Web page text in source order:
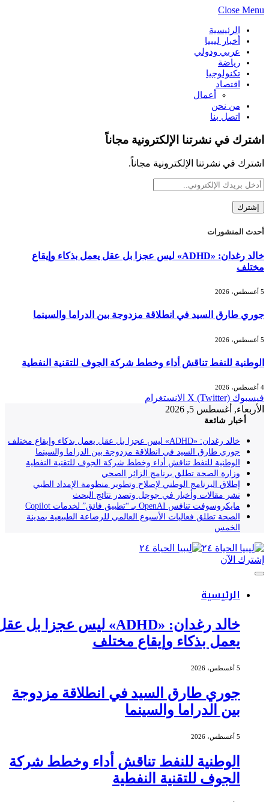
Close Menu
الرئيسية
أخبار ليبيا
عربي ودولي
رياضة
تكنولوجيا
اقتصاد
أعمال
من نحن
اتصل بنا
اشترك في نشرتنا الإلكترونية مجاناً
اشترك في نشرتنا الإلكترونية مجاناً.
أحدث المنشورات
خالد رغدان: «ADHD» ليس عجزا بل عقل يعمل بذكاء وإيقاع
مختلف
جوري طارق السيد في انطلاقة مزدوجة بين الدراما والسينما
الوطنية للنفط تناقش أداء وخطط شركة الجوف للتقنية النفطية
فيسبوك X (Twitter) الانستغرام
الأربعاء, أغسطس 5, 2026
أخبار شائعة
خالد رغدان: «ADHD» ليس عجزا بل عقل يعمل بذكاء وإيقاع مختلف
جوري طارق السيد في انطلاقة مزدوجة بين الدراما والسينما
الوطنية للنفط تناقش أداء وخطط شركة الجوف للتقنية النفطية
وزارة الصحة تطلق برنامج الزائر الصحي
إطلاق البرنامج الوطني لإصلاح وتطوير منظومة الإمداد الطبي
نشر مقالات وأخبار في جوجل وتصدر نتائج البحث
مايكروسوفت تنافس OpenAI بـ “تطبيق فائق” لخدمات Copilot
الصحة تطلق فعاليات الأسبوع العالمي للرضاعة الطبيعية بمدينة
الخمس
إشترك الآن
الرئيسية
خالد رغدان: «ADHD» ليس عجزا بل عقل
يعمل بذكاء وإيقاع مختلف
جوري طارق السيد في انطلاقة مزدوجة
بين الدراما والسينما
الوطنية للنفط تناقش أداء وخطط شركة
الجوف للتقنية النفطية